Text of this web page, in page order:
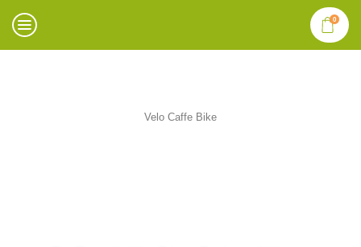
0
Velo Caffe Bike